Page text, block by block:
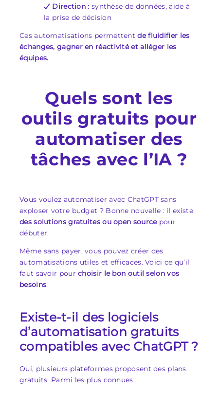
Direction : synthèse de données, aide à
la prise de décision
Ces automatisations permettentde fluidifier les
échanges, gagner en réactivité et alléger les
équipes.
Quels sont les
outils gratuits pour
automatiser des
tâches avec l’IA ?
Vous voulez automatiser avec ChatGPT sans
exploser votre budget ? Bonne nouvelle : il existe
des solutions gratuites ou open sourcepour
débuter.
Même sans payer, vous pouvez créer des
automatisations utiles et efficaces. Voici ce qu’il
faut savoir pourchoisir le bon outil selon vos
besoins.
Existe-t-il des logiciels
d’automatisation gratuits
compatibles avec ChatGPT ?
Oui, plusieurs plateformes proposent des plans
gratuits. Parmi les plus connues :